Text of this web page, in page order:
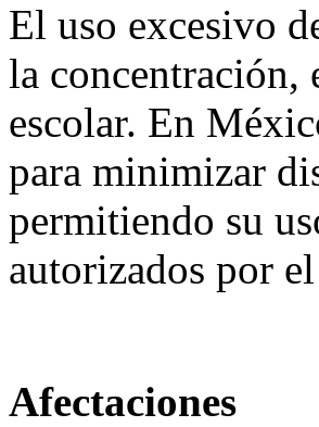
El uso excesivo
la concentración,
escolar. En
para minimizar
permitiendo su
autorizados por
Afectaciones